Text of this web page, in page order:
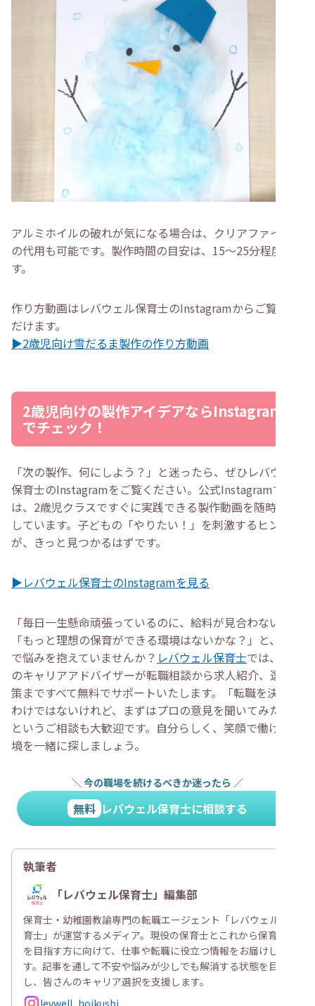
アルミホイルの破れが気になる場合は、クリアファイルで
の代用も可能です。製作時間の目安は、15〜25分程度で
す。
作り方動画はレバウェル保育士のInstagramからご覧いた
だけます。
▶2歳児向け雪だるま製作の作り方動画
2歳児向けの製作アイデアならInstagram
でチェック！
「次の製作、何にしよう？」と迷ったら、ぜひレバウェル
保育士のInstagramをご覧ください。公式Instagramで
は、2歳児クラスですぐに実践できる製作動画を随時更新
しています。子どもの「やりたい！」を刺激するヒント
が、きっと見つかるはずです。
▶レバウェル保育士のInstagramを見る
「毎日一生懸命頑張っているのに、給料が見合わない」
「もっと理想の保育ができる環境はないかな？」と、一人
で悩みを抱えていませんか？ レバウェル保育士では、専門
のキャリアアドバイザーが転職相談から求人紹介、選考対
策まですべて無料でサポートいたします。「転職を決めた
わけではないけれど、まずはプロの意見を聞いてみたい」
というご相談も大歓迎です。自分らしく、笑顔で働ける環
境を一緒に探しましょう。
＼ 今の職場を続けるべきか迷ったら ／
無料 レバウェル保育士に相談する
執筆者
「レバウェル保育士」編集部
保育士・幼稚園教諭専門の転職エージェント「レバウェル保
育士」が運営するメディア。現役の保育士とこれから保育士
を目指す方に向けて、仕事や転職に役立つ情報をお届けしま
す。記事を通して不安や悩みが少しでも解消する状態を目指
し、皆さんのキャリア選択を支援します。
levwell_hoikushi